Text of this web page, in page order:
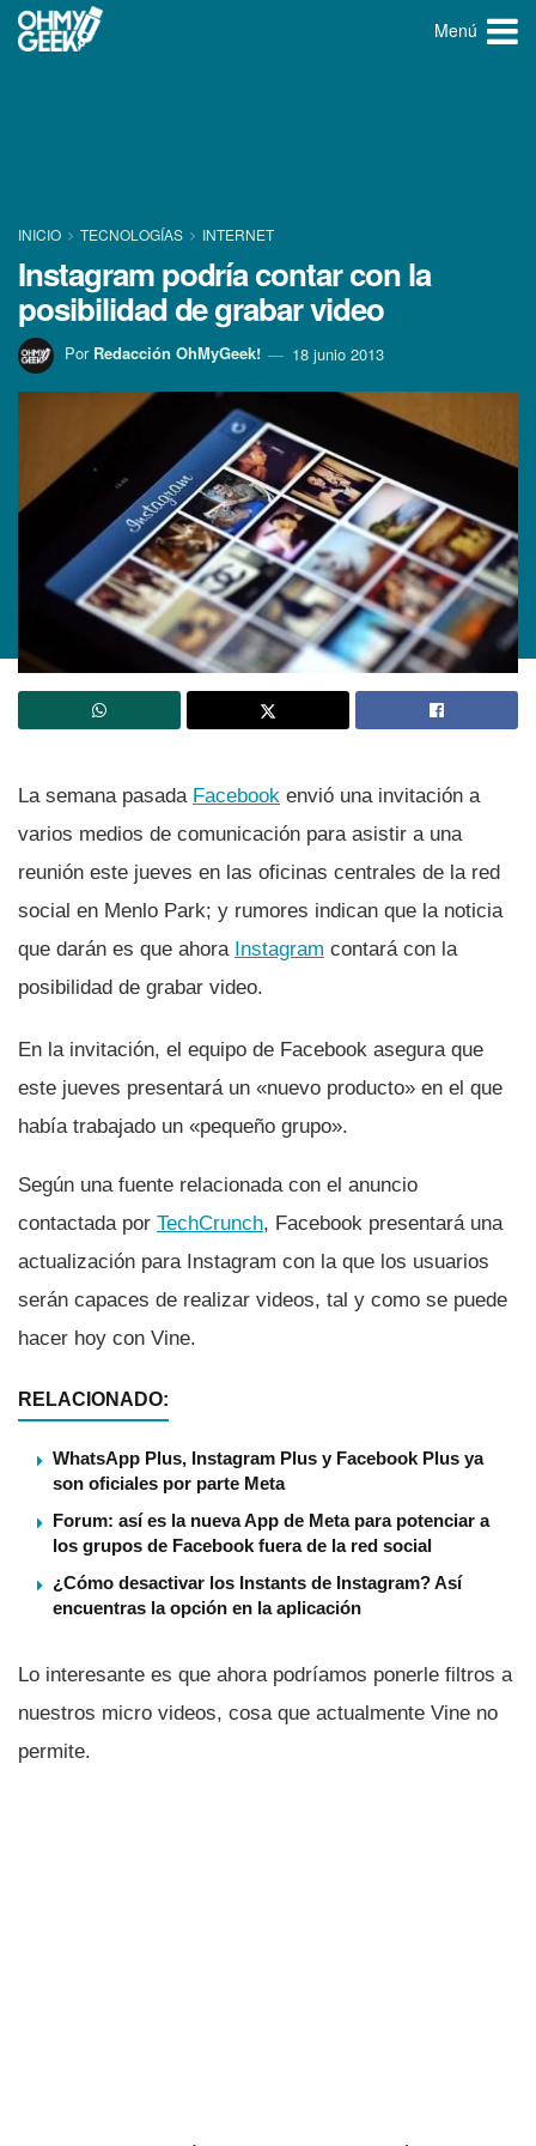
Menú
INICIO TECNOLOGÍ­AS INTERNET
Instagram podrí­a contar con la
posibilidad de grabar video
Por Redacción OhMyGeek! 18 junio 2013
La semana pasada Facebook envió una invitación a
varios medios de comunicación para asistir a una
reunión este jueves en las oficinas centrales de la red
social en Menlo Park; y rumores indican que la noticia
que darán es que ahora Instagram contará con la
posibilidad de grabar video.
En la invitación, el equipo de Facebook asegura que
este jueves presentará un «nuevo producto» en el que
habí­a trabajado un «pequeño grupo».
Según una fuente relacionada con el anuncio
contactada por TechCrunch, Facebook presentará una
actualización para Instagram con la que los usuarios
serán capaces de realizar videos, tal y como se puede
hacer hoy con Vine.
RELACIONADO:
WhatsApp Plus, Instagram Plus y Facebook Plus ya
son oficiales por parte Meta
Forum: así es la nueva App de Meta para potenciar a
los grupos de Facebook fuera de la red social
¿Cómo desactivar los Instants de Instagram? Así
encuentras la opción en la aplicación
Lo interesante es que ahora podrí­amos ponerle filtros a
nuestros micro videos, cosa que actualmente Vine no
permite.